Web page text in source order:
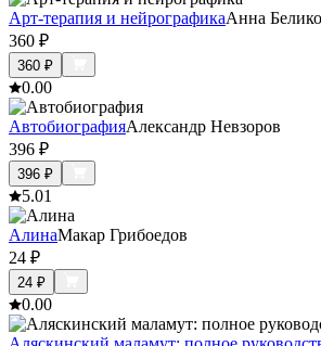
Арт-терапия и нейрографикаАнна
360 ₽
360 ₽
0.00
АвтобиографияАлександр Невзоров
396 ₽
396 ₽
5.01
АлинаМакар Грибоедов
24 ₽
24 ₽
0.00